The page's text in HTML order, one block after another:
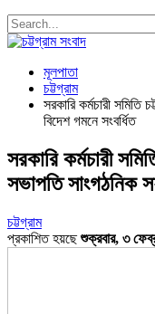
মূলপাতা
চট্টগ্রাম
সরকারি কর্মচারী সমিতি
বিদেশ গমনে সংবর্ধিত
সরকারি কর্মচারী
সভাপতি সাংগঠনিক
চট্টগ্রাম
প্রকাশিত হয়ছেশুক্রবার, ৩